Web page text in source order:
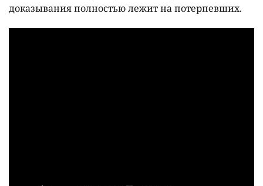
доказывания полностью лежит на потерпевших.